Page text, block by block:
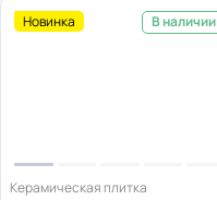
Новинка В наличии
Керамическая плитка